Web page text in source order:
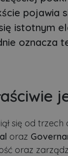
pojawia
istotnym
oznacza
się od trzech
oraz
oraz